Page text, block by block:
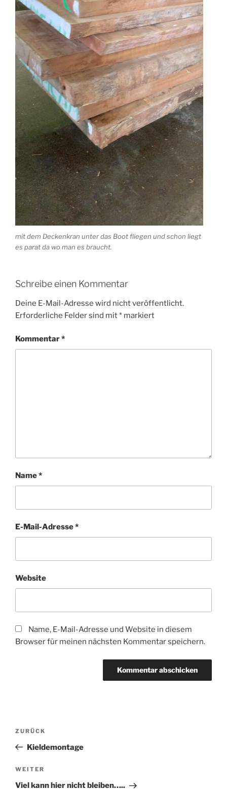
mit dem Deckenkran unter das Boot fliegen und schon liegt
es parat da wo man es braucht.
Schreibe einen Kommentar
Deine E-Mail-Adresse wird nicht veröffentlicht.
Erforderliche Felder sind mit* markiert
Kommentar*
Name*
E-Mail-Adresse*
Website
Name, E-Mail-Adresse und Website in diesem
Browser für meinen nächsten Kommentar speichern.
Beitragsnavigation
Vorheriger
Beitrag
ZURÜCK
Kieldemontage
Nächster
Beitrag
WEITER
Viel kann hier nicht bleiben…..